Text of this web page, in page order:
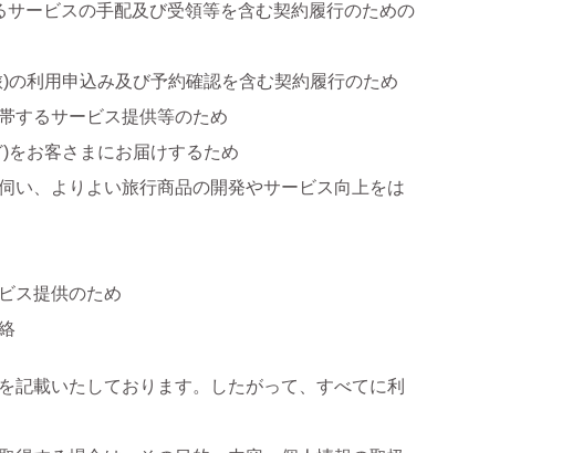
ービスの手配及び受領等を含む契約履行のための
利用申込み及び予約確認を含む契約履行のため
するサービス提供等のため
をお客さまにお届けするため
い、よりよい旅行商品の開発やサービス向上をは
ス提供のため
記載いたしております。したがって、すべてに利